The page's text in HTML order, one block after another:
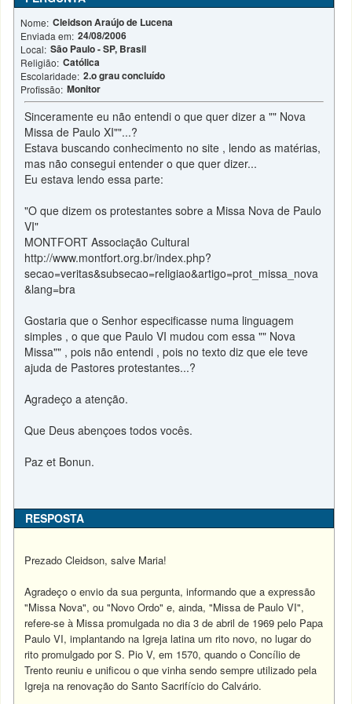
Nome: Cleidson Araújo de Lucena
Enviada em: 24/08/2006
Local: São Paulo - SP, Brasil
Religião: Católica
Escolaridade: 2.o grau concluído
Profissão: Monitor
Sinceramente eu não entendi o que quer dizer a "" Nova
Missa de Paulo XI""...?
Estava buscando conhecimento no site , lendo as matérias,
mas não consegui entender o que quer dizer...
Eu estava lendo essa parte:
"O que dizem os protestantes sobre a Missa Nova de Paulo
VI"
MONTFORT Associação Cultural
http://www.montfort.org.br/index.php?
secao=veritas&subsecao=religiao&artigo=prot_missa_nova
&lang=bra
Gostaria que o Senhor especificasse numa linguagem
simples , o que que Paulo VI mudou com essa "" Nova
Missa"" , pois não entendi , pois no texto diz que ele teve
ajuda de Pastores protestantes...?
Agradeço a atenção.
Que Deus abençoes todos vocês.
Paz et Bonun.
RESPOSTA
Prezado Cleidson, salve Maria!
Agradeço o envio da sua pergunta, informando que a expressão
"Missa Nova", ou "Novo Ordo" e, ainda, "Missa de Paulo VI",
refere-se à Missa promulgada no dia 3 de abril de 1969 pelo Papa
Paulo VI, implantando na Igreja latina um rito novo, no lugar do
rito promulgado por S. Pio V, em 1570, quando o Concílio de
Trento reuniu e unificou o que vinha sendo sempre utilizado pela
Igreja na renovação do Santo Sacrifício do Calvário.